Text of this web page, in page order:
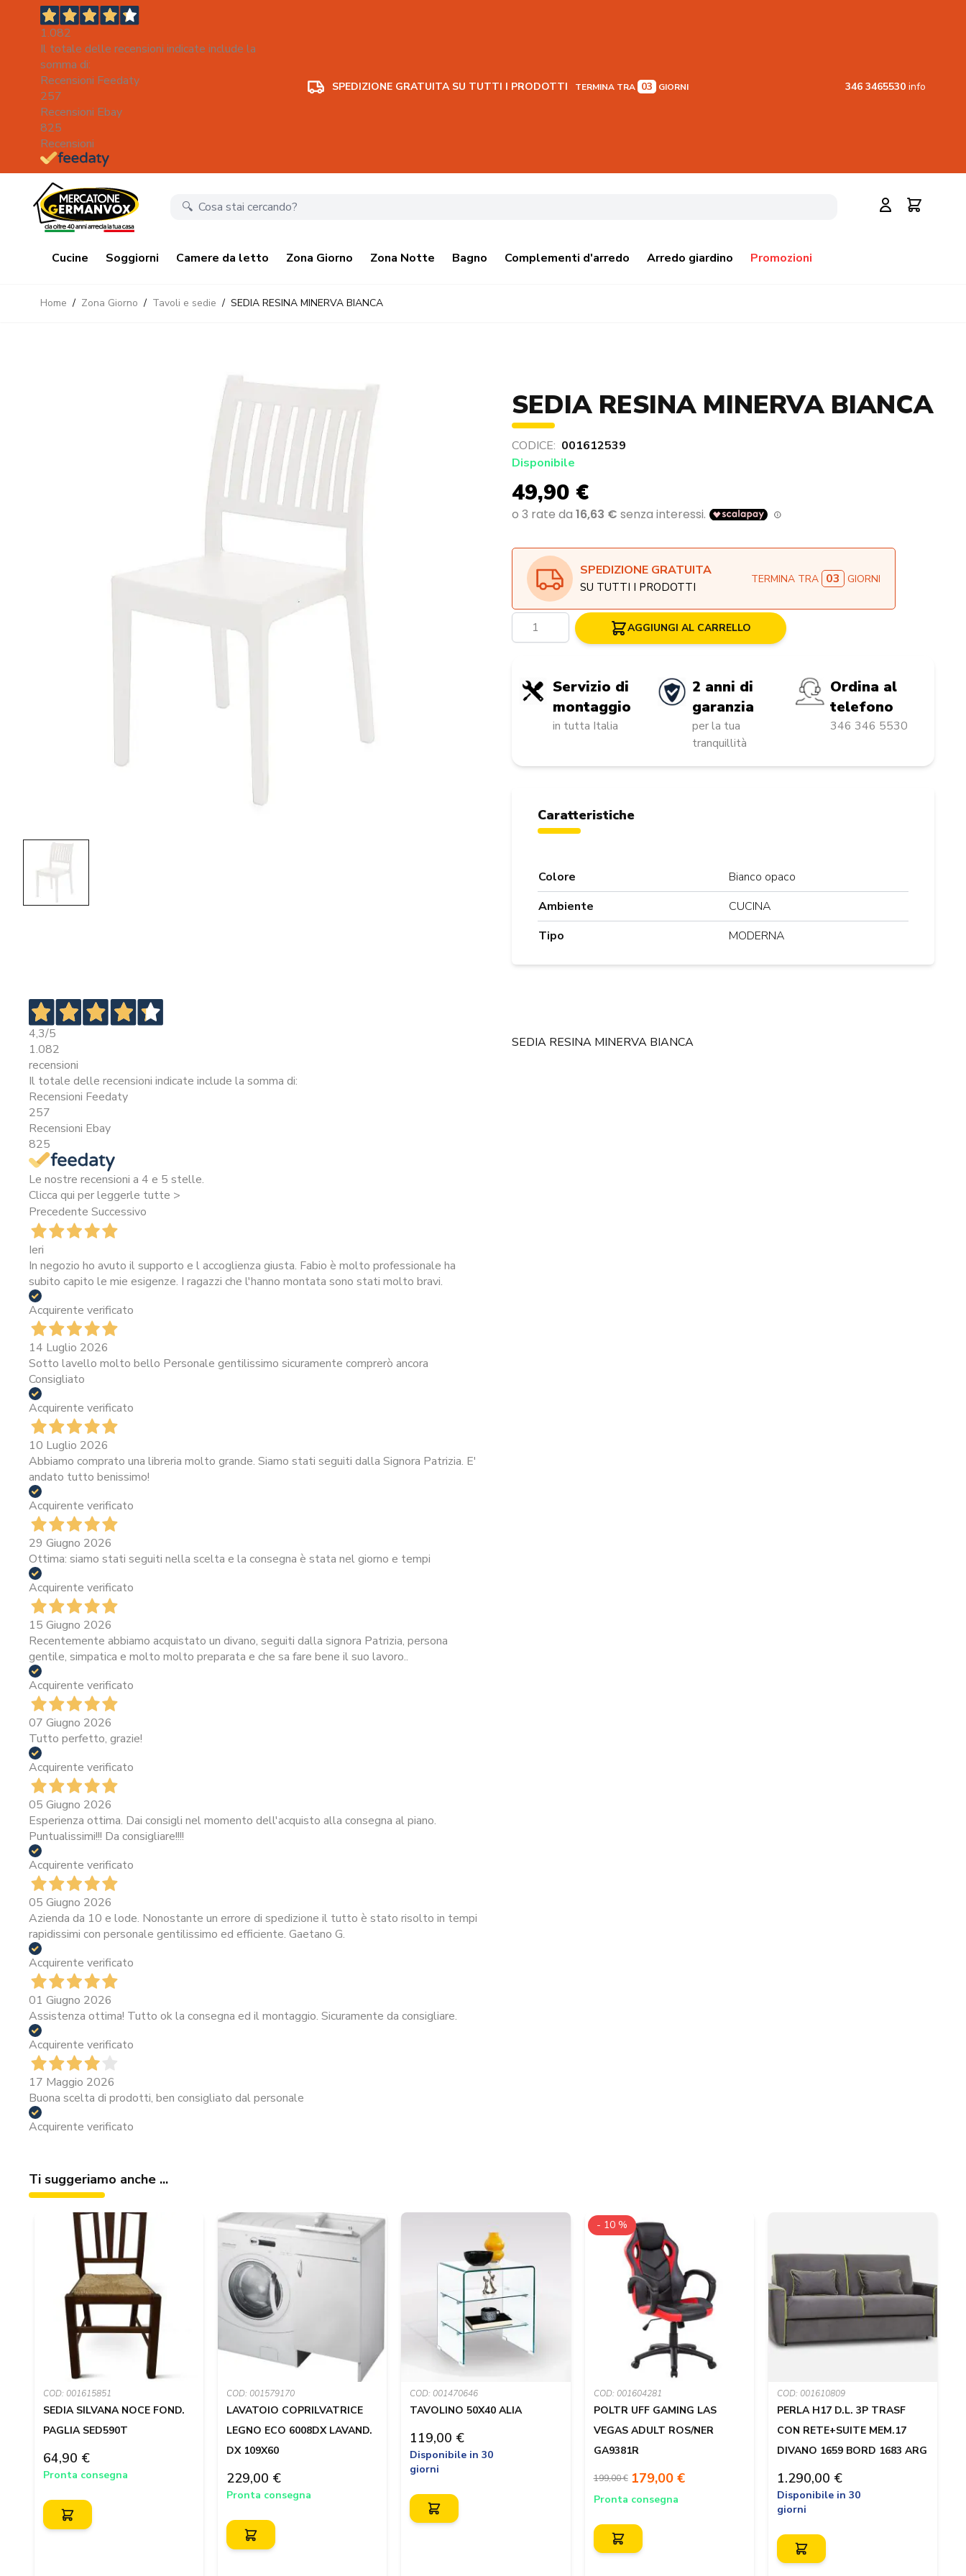
1.082
Il totale delle recensioni indicate include la
somma di:
Recensioni Feedaty
257
Recensioni Ebay
825
Recensioni
SPEDIZIONE GRATUITA SU TUTTI I PRODOTTI TERMINA TRA 03 GIORNI 346 3465530 info
Salta al contenuto
Carrello
Cucine Soggiorni Camere da letto Zona Giorno Zona Notte Bagno Complementi d'arredo Arredo giardino Promozioni
Home / Zona Giorno / Tavoli e sedie / SEDIA RESINA MINERVA BIANCA
SEDIA RESINA MINERVA BIANCA
CODICE: 001612539
Disponibile
49,90 €
SPEDIZIONE GRATUITA
SU TUTTI I PRODOTTI
TERMINA TRA 03 GIORNI
Quantità AGGIUNGI AL CARRELLO
Servizio di
montaggio
in tutta Italia
2 anni di
garanzia
per la tua
tranquillità
Ordina al
telefono
346 346 5530
Caratteristiche
Colore
Bianco opaco
Ambiente
CUCINA
Tipo
MODERNA
SEDIA RESINA MINERVA BIANCA
4,3/5
1.082
recensioni
Il totale delle recensioni indicate include la somma di:
Recensioni Feedaty
257
Recensioni Ebay
825
Le nostre recensioni a 4 e 5 stelle.
Clicca qui per leggerle tutte >
Precedente Successivo
Ieri
In negozio ho avuto il supporto e l accoglienza giusta. Fabio è molto professionale ha
subito capito le mie esigenze. I ragazzi che l'hanno montata sono stati molto bravi.
Acquirente verificato
14 Luglio 2026
Sotto lavello molto bello Personale gentilissimo sicuramente comprerò ancora
Consigliato
Acquirente verificato
10 Luglio 2026
Abbiamo comprato una libreria molto grande. Siamo stati seguiti dalla Signora Patrizia. E'
andato tutto benissimo!
Acquirente verificato
29 Giugno 2026
Ottima: siamo stati seguiti nella scelta e la consegna è stata nel giorno e tempi
Acquirente verificato
15 Giugno 2026
Recentemente abbiamo acquistato un divano, seguiti dalla signora Patrizia, persona
gentile, simpatica e molto molto preparata e che sa fare bene il suo lavoro..
Acquirente verificato
07 Giugno 2026
Tutto perfetto, grazie!
Acquirente verificato
05 Giugno 2026
Esperienza ottima. Dai consigli nel momento dell'acquisto alla consegna al piano.
Puntualissimi!!! Da consigliare!!!!
Acquirente verificato
05 Giugno 2026
Azienda da 10 e lode. Nonostante un errore di spedizione il tutto è stato risolto in tempi
rapidissimi con personale gentilissimo ed efficiente. Gaetano G.
Acquirente verificato
01 Giugno 2026
Assistenza ottima! Tutto ok la consegna ed il montaggio. Sicuramente da consigliare.
Acquirente verificato
17 Maggio 2026
Buona scelta di prodotti, ben consigliato dal personale
Acquirente verificato
Ti suggeriamo anche ...
COD: 001615851
SEDIA SILVANA NOCE FOND.
PAGLIA SED590T
64,90 €
Pronta consegna
COD: 001579170
LAVATOIO COPRILVATRICE
LEGNO ECO 6008DX LAVAND.
DX 109X60
229,00 €
Pronta consegna
COD: 001470646
TAVOLINO 50X40 ALIA
119,00 €
Disponibile in 30
giorni
COD: 001604281
POLTR UFF GAMING LAS
VEGAS ADULT ROS/NER
GA9381R
- 10 %
199,00 € 179,00 €
Pronta consegna
COD: 001610809
PERLA H17 D.L. 3P TRASF
CON RETE+SUITE MEM.17
DIVANO 1659 BORD 1683 ARG
1.290,00 €
Disponibile in 30
giorni